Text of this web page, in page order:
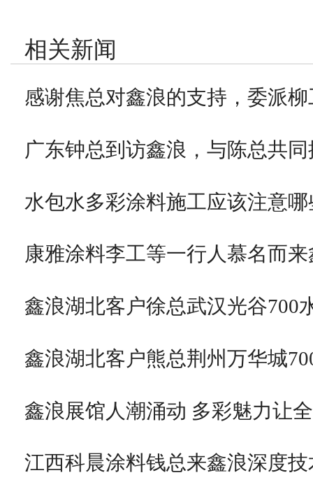
相关新闻
感谢焦总对鑫浪的支持，委派
广东钟总到访鑫浪，与陈总共
水包水多彩涂料施工应该注意
康雅涂料李工等一行人慕名而
鑫浪湖北客户徐总武汉光谷700
鑫浪湖北客户熊总荆州万华城
鑫浪展馆人潮涌动 多彩魅力让
江西科晨涂料钱总来鑫浪深度